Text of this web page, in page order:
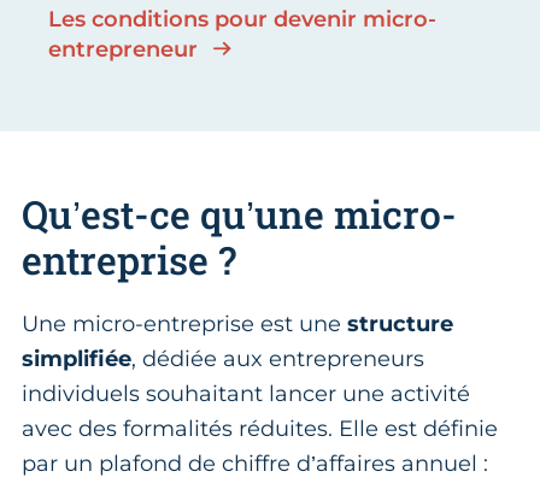
Les conditions pour devenir micro-
entrepreneur
Qu’est-ce qu’une micro-
entreprise ?
Une micro-entreprise est une structure
simplifiée, dédiée aux entrepreneurs
individuels souhaitant lancer une activité
avec des formalités réduites. Elle est définie
par un plafond de chiffre d’affaires annuel :